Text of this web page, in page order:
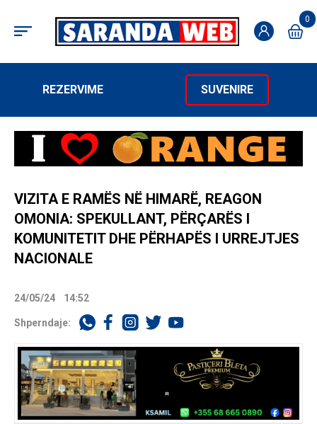
0
REZERVIME SUVENIRE
VIZITA E RAMËS NË HIMARË, REAGON
OMONIA: SPEKULLANT, PËRÇARËS I
KOMUNITETIT DHE PËRHAPËS I URREJTJES
NACIONALE
24/05/24 14:52
Shperndaje: